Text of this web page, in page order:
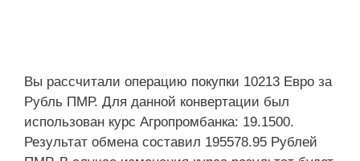
Вы рассчитали операцию покупки 10213 Евро за
Рубль ПМР. Для данной конвертации был
использован курс Агропромбанка: 19.1500.
Результат обмена составил 195578.95 Рублей